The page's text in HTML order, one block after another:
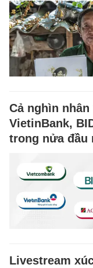
Cả nghìn
VietinBank,
trong nửa đầu
Livestream